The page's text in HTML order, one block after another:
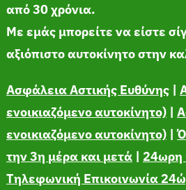
από 30 χρόνια.
Με εμάς μπορείτε να είστε
αξιόπιστο αυτοκίνητο στην
Ασφάλεια Αστικής Ευθύνης |
ενοικιαζόμενο αυτοκίνητο) |
ενοικιαζόμενο αυτοκίνητο) |
την 3η μέρα και μετά | 24ωρη
Τηλεφωνική Επικοινωνία